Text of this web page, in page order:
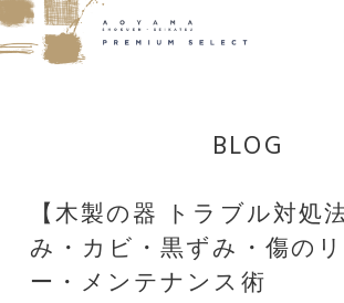
BLOG
【木製の器 トラブル対処
み・カビ・黒ずみ・傷の
ー・メンテナンス術